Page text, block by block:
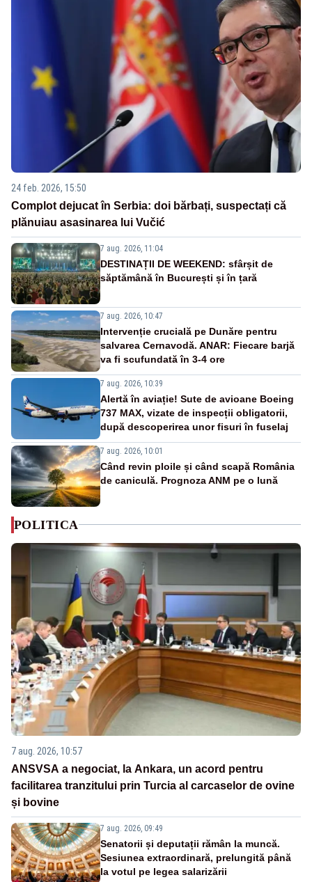
24 feb. 2026, 15:50
Complot dejucat în Serbia: doi bărbați, suspectați că
plănuiau asasinarea lui Vučić
7 aug. 2026, 11:04
DESTINAȚII DE WEEKEND: sfârșit de
săptămână în București și în țară
7 aug. 2026, 10:47
Intervenție crucială pe Dunăre pentru
salvarea Cernavodă. ANAR: Fiecare barjă
va fi scufundată în 3-4 ore
7 aug. 2026, 10:39
Alertă în aviație! Sute de avioane Boeing
737 MAX, vizate de inspecții obligatorii,
după descoperirea unor fisuri în fuselaj
7 aug. 2026, 10:01
Când revin ploile și când scapă România
de caniculă. Prognoza ANM pe o lună
POLITICA
7 aug. 2026, 10:57
ANSVSA a negociat, la Ankara, un acord pentru
facilitarea tranzitului prin Turcia al carcaselor de ovine
și bovine
7 aug. 2026, 09:49
Senatorii și deputații rămân la muncă.
Sesiunea extraordinară, prelungită până
la votul pe legea salarizării